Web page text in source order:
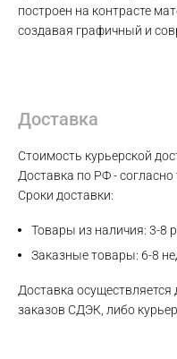
построен на контрасте
создавая графичный и
Доставка
Стоимость курьерской
Доставка по РФ -
Сроки доставки:
Товары из наличия: 3-8
Заказные товары: 6-8
Доставка
заказов СДЭК, либо
WhatsApp